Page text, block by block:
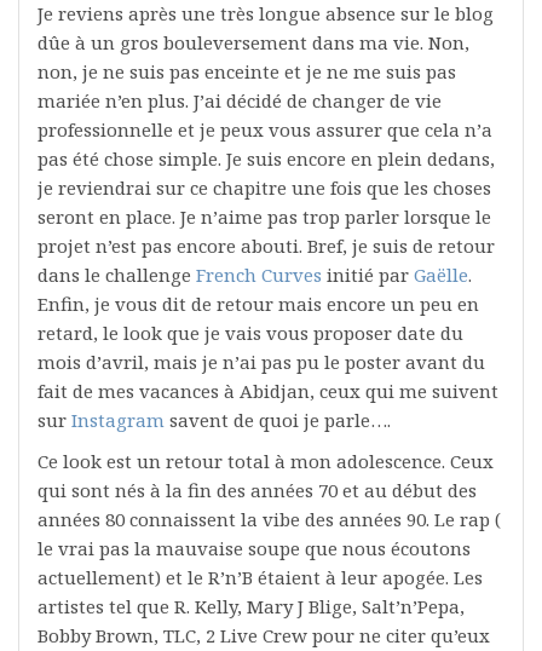
Je reviens après une très longue absence sur le blog
dûe à un gros bouleversement dans ma vie. Non,
non, je ne suis pas enceinte et je ne me suis pas
mariée n’en plus. J’ai décidé de changer de vie
professionnelle et je peux vous assurer que cela n’a
pas été chose simple. Je suis encore en plein dedans,
je reviendrai sur ce chapitre une fois que les choses
seront en place. Je n’aime pas trop parler lorsque le
projet n’est pas encore abouti. Bref, je suis de retour
dans le challenge French Curves initié par Gaëlle.
Enfin, je vous dit de retour mais encore un peu en
retard, le look que je vais vous proposer date du
mois d’avril, mais je n’ai pas pu le poster avant du
fait de mes vacances à Abidjan, ceux qui me suivent
sur Instagram savent de quoi je parle….
Ce look est un retour total à mon adolescence. Ceux
qui sont nés à la fin des années 70 et au début des
années 80 connaissent la vibe des années 90. Le rap (
le vrai pas la mauvaise soupe que nous écoutons
actuellement) et le R’n’B étaient à leur apogée. Les
artistes tel que R. Kelly, Mary J Blige, Salt’n’Pepa,
Bobby Brown, TLC, 2 Live Crew pour ne citer qu’eux